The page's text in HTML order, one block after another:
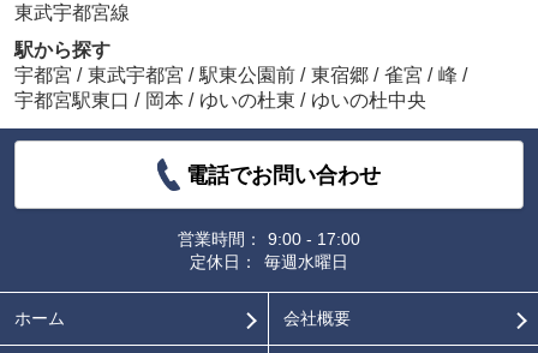
東武宇都宮線
駅から探す
宇都宮 / 東武宇都宮 / 駅東公園前 / 東宿郷 / 雀宮 / 峰 /
宇都宮駅東口 / 岡本 / ゆいの杜東 / ゆいの杜中央
電話でお問い合わせ
営業時間：
9:00 - 17:00
定休日：
毎週水曜日
ホーム 会社概要